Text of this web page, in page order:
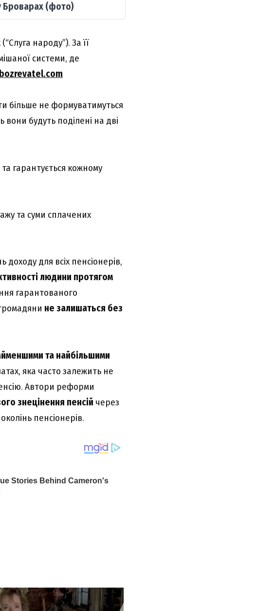
Броварах (фото)
народу”). За її
системи, де
більше не формуватимуться
будуть поділені на дві
гарантується кожному
та суми сплачених
для всіх пенсіонерів,
людини протягом
гарантованого
не залишаться без
та найбільшими
яка часто залежить не
Автори реформи
знецінення пенсій через
пенсіонерів.